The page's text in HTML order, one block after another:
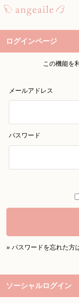
ログインページ
この機能を
メールアドレス
パスワード
» パスワードを忘れた方
ソーシャルログイン